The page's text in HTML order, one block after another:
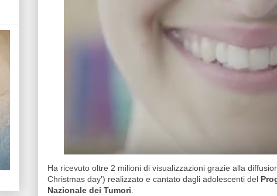
Ha ricevuto oltre 2 milioni di visualizzazioni grazie alla
Christmas day') realizzato e cantato dagli adolescenti del
Nazionale dei Tumori.